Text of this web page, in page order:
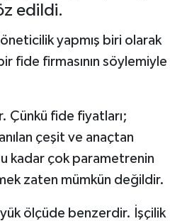
edildi.
yapmış biri olarak
fide firmasının söylemiyle
Çünkü fide fiyatları;
çeşit ve anaçtan
kadar çok parametrenin
zaten mümkün değildir.
ölçüde benzerdir. İşçilik